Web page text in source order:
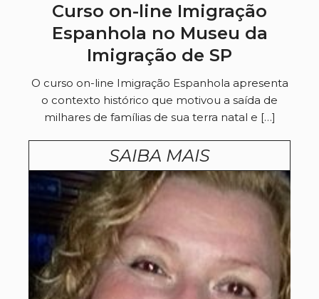
Curso on-line Imigração
Espanhola no Museu da
Imigração de SP
O curso on-line Imigração Espanhola apresenta
o contexto histórico que motivou a saída de
milhares de famílias de sua terra natal e […]
SAIBA MAIS